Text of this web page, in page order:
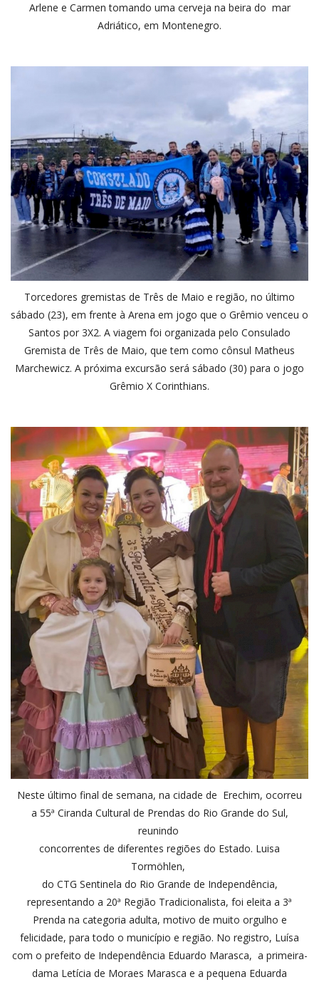
Arlene e Carmen tomando uma cerveja na beira do mar
Adriático, em Montenegro.
Torcedores gremistas de Três de Maio e região, no último
sábado (23), em frente à Arena em jogo que o Grêmio venceu o
Santos por 3X2. A viagem foi organizada pelo Consulado
Gremista de Três de Maio, que tem como cônsul Matheus
Marchewicz. A próxima excursão será sábado (30) para o jogo
Grêmio X Corinthians.
Neste último final de semana, na cidade de Erechim, ocorreu
a 55ª Ciranda Cultural de Prendas do Rio Grande do Sul,
reunindo
concorrentes de diferentes regiões do Estado. Luisa
Tormöhlen,
do CTG Sentinela do Rio Grande de Independência,
representando a 20ª Região Tradicionalista, foi eleita a 3ª
Prenda na categoria adulta, motivo de muito orgulho e
felicidade, para todo o município e região. No registro, Luísa
com o prefeito de Independência Eduardo Marasca, a primeira-
dama Letícia de Moraes Marasca e a pequena Eduarda